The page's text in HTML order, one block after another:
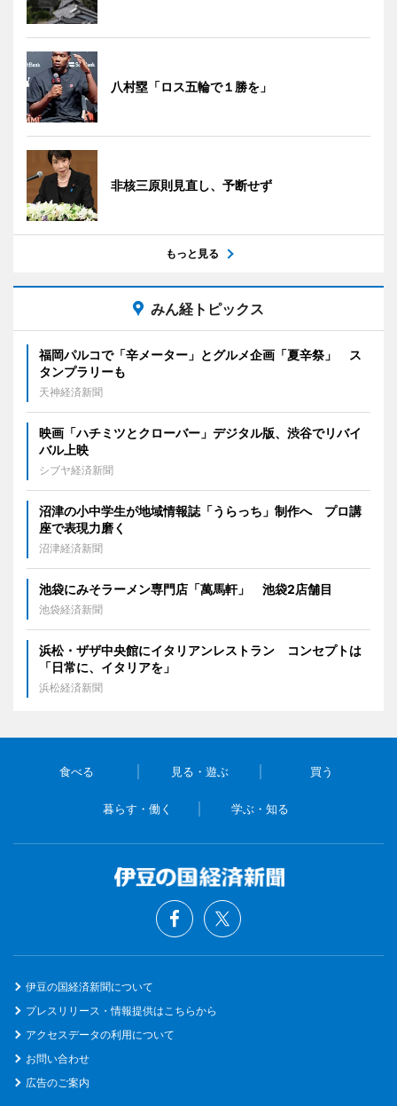
八村塁「ロス五輪で１勝を」
非核三原則見直し、予断せず
もっと見る
みん経トピックス
福岡パルコで「辛メーター」とグルメ企画「夏辛祭」 ス
タンプラリーも
天神経済新聞
映画「ハチミツとクローバー」デジタル版、渋谷でリバイ
バル上映
シブヤ経済新聞
沼津の小中学生が地域情報誌「うらっち」制作へ プロ講
座で表現力磨く
沼津経済新聞
池袋にみそラーメン専門店「萬馬軒」 池袋2店舗目
池袋経済新聞
浜松・ザザ中央館にイタリアンレストラン コンセプトは
「日常に、イタリアを」
浜松経済新聞
食べる 見る・遊ぶ 買う
暮らす・働く 学ぶ・知る
伊豆の国経済新聞について
プレスリリース・情報提供はこちらから
アクセスデータの利用について
お問い合わせ
広告のご案内